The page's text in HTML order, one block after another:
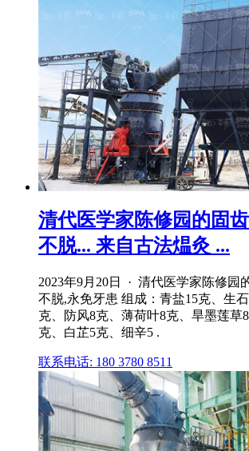
清代医学家陈修园的固
不脱... 来自古法煴灸 ...
2023年9月20日 · 清代医学家陈修园
不脱,永免牙患 组成：青盐15克、生
克、防风8克、薄荷叶8克、旱墨莲草
克、白芷5克、细辛5 .
联系电话: 180 3780 8511